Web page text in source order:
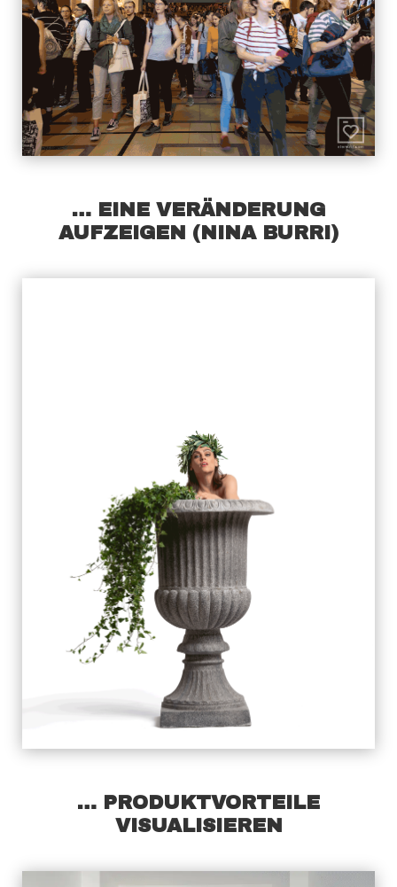
… EINE VERÄNDERUNG
AUFZEIGEN (NINA BURRI)
… PRODUKTVORTEILE
VISUALISIEREN